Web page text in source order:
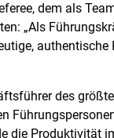
dem als
„Als
authentische
des
die Produktivität